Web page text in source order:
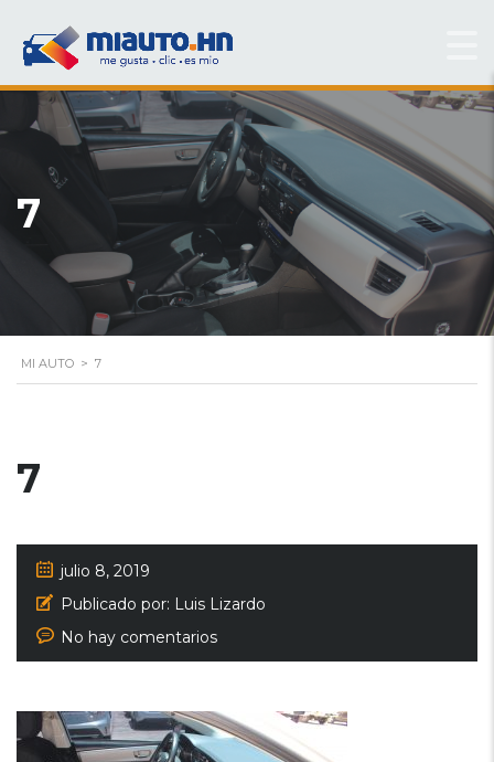
7
MI AUTO > 7
7
julio 8, 2019
Publicado por: Luis Lizardo
No hay comentarios